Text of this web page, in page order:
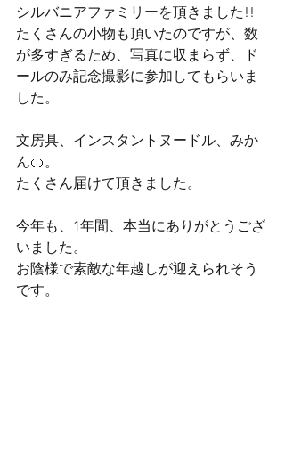
シルバニアファミリーを頂きました!!
たくさんの小物も頂いたのですが、数
が多すぎるため、写真に収まらず、ド
ールのみ記念撮影に参加してもらいま
した。
文房具、インスタントヌードル、みか
ん🍊。
たくさん届けて頂きました。
今年も、1年間、本当にありがとうござ
いました。
お陰様で素敵な年越しが迎えられそう
です。